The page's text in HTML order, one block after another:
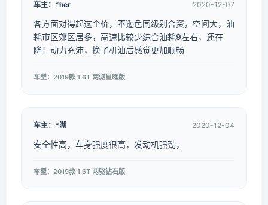
车主：*her 2020-12-07
各方面对得起这个价，不逊色同级别合资，空间大，油
耗市区郊区居多，高速比较少综合油耗9左右，还在
降！动力充沛，换了机油后感觉更加顺畅
车型：2019款 1.6T 两驱星曜版
车主：*湖 2020-12-04
安全性高，车身强度很高，发动机强劲，
车型：2019款 1.6T 两驱钻石版